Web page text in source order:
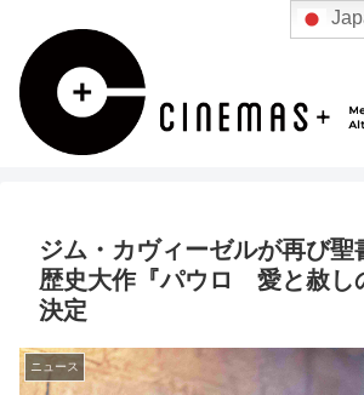
ジム・カヴィーゼルが再び聖
歴史大作『パウロ 愛と赦し
決定
ニュース